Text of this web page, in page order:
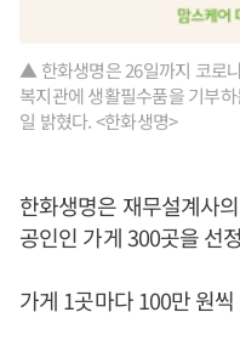
▲ 한화생명은 26일까지 코로
복지관에 생활필수품을 기부
일 밝혔다. <한화생명>
한화생명은 재무설계사
공인인 가게 300곳을 선
가게 1곳마다 100만 원